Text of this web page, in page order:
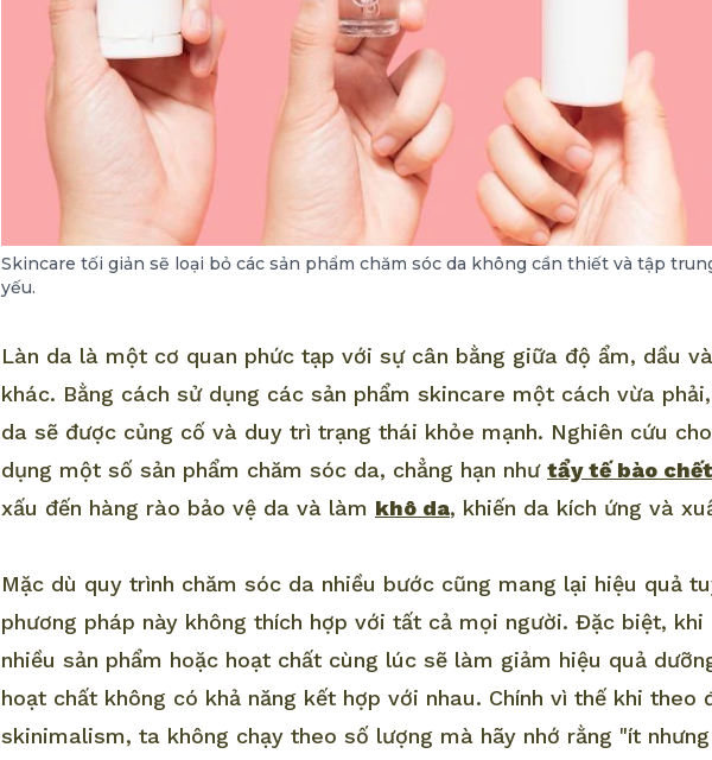
Skincare tối giản sẽ loại bỏ các sản phẩm chăm sóc da không cần thiết và tập
yếu.
Làn da là một cơ quan phức tạp với sự cân bằng giữa độ ẩm, dầu
khác. Bằng cách sử dụng các sản phẩm skincare một cách vừa
da sẽ được củng cố và duy trì trạng thái khỏe mạnh. Nghiên cứu
dụng một số sản phẩm chăm sóc da, chẳng hạn như tẩy tế bào chết
xấu đến hàng rào bảo vệ da và làm khô da, khiến da kích ứng và
Mặc dù quy trình chăm sóc da nhiều bước cũng mang lại hiệu quả
phương pháp này không thích hợp với tất cả mọi người. Đặc biệt, khi
nhiều sản phẩm hoặc hoạt chất cùng lúc sẽ làm giảm hiệu quả
hoạt chất không có khả năng kết hợp với nhau. Chính vì thế khi theo
skinimalism, ta không chạy theo số lượng mà hãy nhớ rằng "ít